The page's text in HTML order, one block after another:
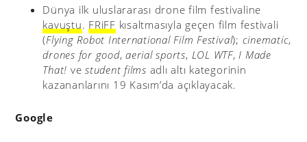
Dünya ilk uluslararası drone film festivaline
kavuştu. FRiFF kısaltmasıyla geçen film festivali
(Flying Robot International Film Festival); cinematic,
drones for good,aerial sports, LOL WTF, I Made
That! vestudent films adlı altı kategorinin
kazananlarını 19 Kasım’da açıklayacak.
Google